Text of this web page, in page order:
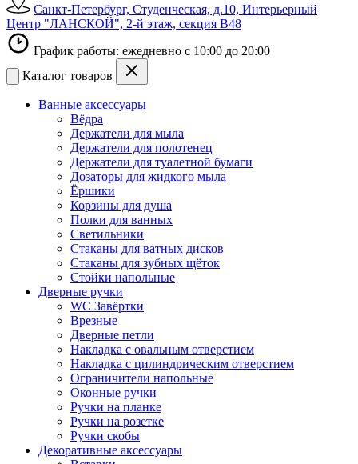
Санкт-Петербург, Студенческая, д.10, Интерьерный
Центр "ЛАНСКОЙ", 2-й этаж, секция В48
График работы: ежедневно с 10:00 до 20:00
Каталог товаров
Ванные аксессуары
Вёдра
Держатели для мыла
Держатели для полотенец
Держатели для туалетной бумаги
Дозаторы для жидкого мыла
Ёршики
Корзины для душа
Полки для ванных
Светильники
Стаканы для ватных дисков
Стаканы для зубных щёток
Стойки напольные
Дверные ручки
WC Завёртки
Врезные
Дверные петли
Накладка с овальным отверстием
Накладка с цилиндрическим отверстием
Ограничители напольные
Оконные ручки
Ручки на планке
Ручки на розетке
Ручки скобы
Декоративные аксессуары